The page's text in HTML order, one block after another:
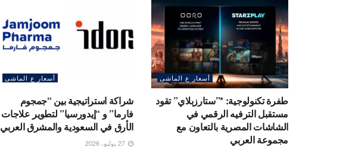
أسعار ع الماشى
طفرة تكنولوجية: *”ستارزبلاي” تقود
مستقبل الترفيه الرقمي في
الشاشات المصرية بالتعاون مع
مجموعة العربي
أسعار ع الماشى
شراكة استراتيجية بين “جمجوم
فارما” و “إيدورسيا” لتطوير علاجات
الأرق في السعودية والمشرق العربي